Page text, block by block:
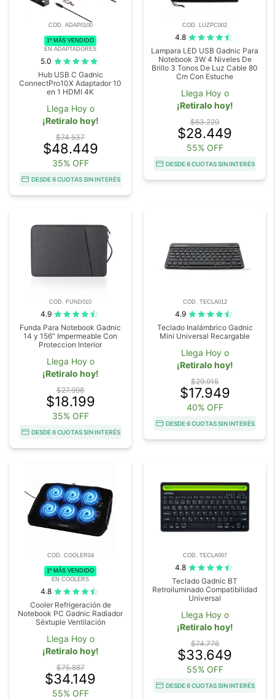
COD. ADAP0100
1º MÁS VENDIDO
EN ADAPTADORES
5.0
Hub USB C Gadnic
ConnectPro10X Adaptador 10
en 1 HDMI 4K
Llega Hoy o
¡Retiralo hoy!
$74.537
$48.449
35% OFF
DESDE 6 CUOTAS SIN INTERÉS
COD. LUZPC002
4.8
Lampara LED USB Gadnic Para
Notebook 3W 4 Niveles De
Brillo 3 Tonos De Luz Cable 80
Cm Con Estuche
Llega Hoy o
¡Retiralo hoy!
$63.220
$28.449
55% OFF
DESDE 6 CUOTAS SIN INTERÉS
COD. FUND010
4.9
Funda Para Notebook Gadnic
14 y 156” Impermeable Con
Proteccion Interior
Llega Hoy o
¡Retiralo hoy!
$27.998
$18.199
35% OFF
DESDE 6 CUOTAS SIN INTERÉS
COD. TECLA012
4.9
Teclado Inalámbrico Gadnic
Mini Universal Recargable
Llega Hoy o
¡Retiralo hoy!
$29.915
$17.949
40% OFF
DESDE 6 CUOTAS SIN INTERÉS
COD. COOLER04
1º MÁS VENDIDO
EN COOLERS
4.8
Cooler Refrigeración de
Notebook PC Gadnic Radiador
Séxtuple Ventilación
Llega Hoy o
¡Retiralo hoy!
$75.887
$34.149
55% OFF
COD. TECLA007
4.8
Teclado Gadnic BT
Retroiluminado Compatibilidad
Universal
Llega Hoy o
¡Retiralo hoy!
$74.776
$33.649
55% OFF
DESDE 6 CUOTAS SIN INTERÉS